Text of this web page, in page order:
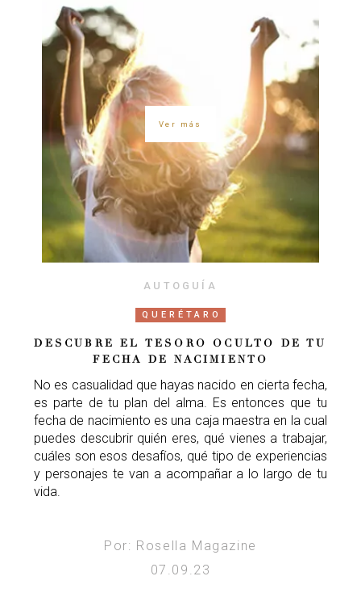
Ver más
AUTOGUÍA
QUERÉTARO
DESCUBRE EL TESORO OCULTO DE TU
FECHA DE NACIMIENTO
No es casualidad que hayas nacido en cierta fecha,
es parte de tu plan del alma. Es entonces que tu
fecha de nacimiento es una caja maestra en la cual
puedes descubrir quién eres, qué vienes a trabajar,
cuáles son esos desafíos, qué tipo de experiencias
y personajes te van a acompañar a lo largo de tu
vida.
Por: Rosella Magazine
07.09.23